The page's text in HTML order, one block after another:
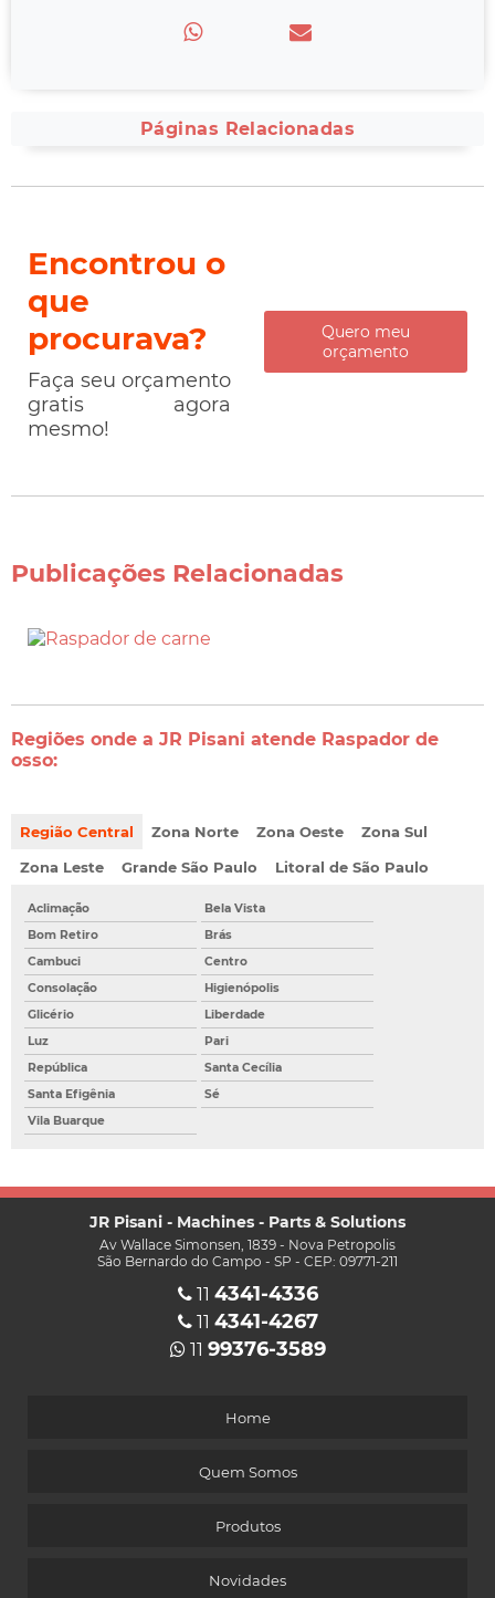
Páginas Relacionadas
Encontrou o
que
procurava?
Faça seu orçamento
gratis agora
mesmo!
Quero meu
orçamento
Publicações Relacionadas
Regiões onde a JR Pisani atende Raspador de
osso:
Região Central Zona Norte Zona Oeste
Zona Sul
Zona Leste
Grande São Paulo Litoral de São Paulo
Aclimação
Bela Vista
Bom Retiro
Brás
Cambuci
Centro
Consolação
Higienópolis
Glicério
Liberdade
Luz
Pari
República
Santa Cecília
Santa Efigênia
Sé
Vila Buarque
JR Pisani - Machines - Parts & Solutions
Av Wallace Simonsen, 1839 - Nova Petropolis
São Bernardo do Campo - SP - CEP: 09771-211
11 4341-4336
11 4341-4267
11 99376-3589
Home
Quem Somos
Produtos
Novidades